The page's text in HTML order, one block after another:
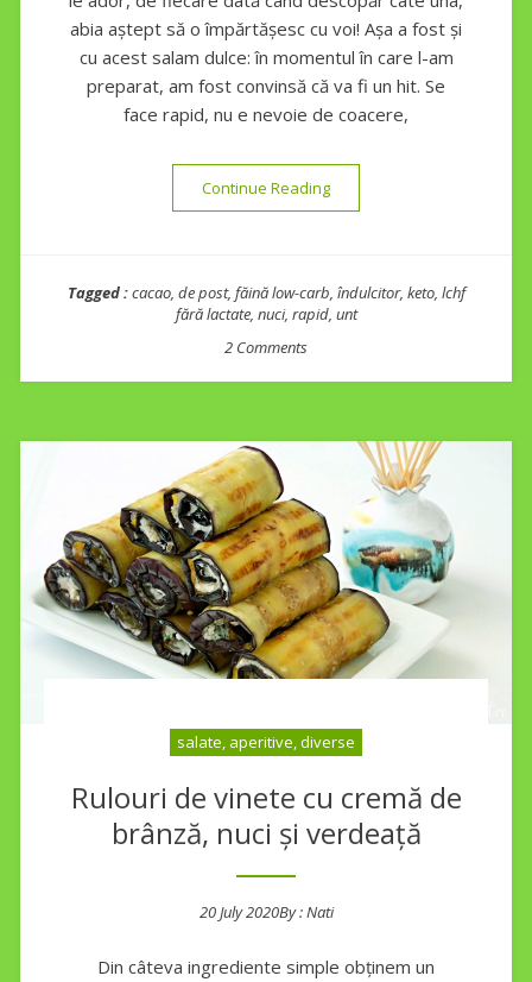
abia aștept să o împărtășesc cu voi! Așa a fost și
cu acest salam dulce: în momentul în care l-am
preparat, am fost convinsă că va fi un hit. Se
face rapid, nu e nevoie de coacere,
Continue Reading“Salam dulce keto”
Tagged :cacao, de post, făină low-carb îndulcitor, keto, lchf
fără lactate, nuci, rapid, unt
2 Comments
salate, aperitive, diverse
Rulouri de vinete cu cremă de
brânză, nuci și verdeață
20 July 2020By :Nati
Din câteva ingrediente simple obținem un